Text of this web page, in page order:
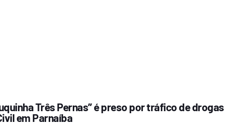
Três Pernas” é preso por tráfico de drogas
em Parnaíba